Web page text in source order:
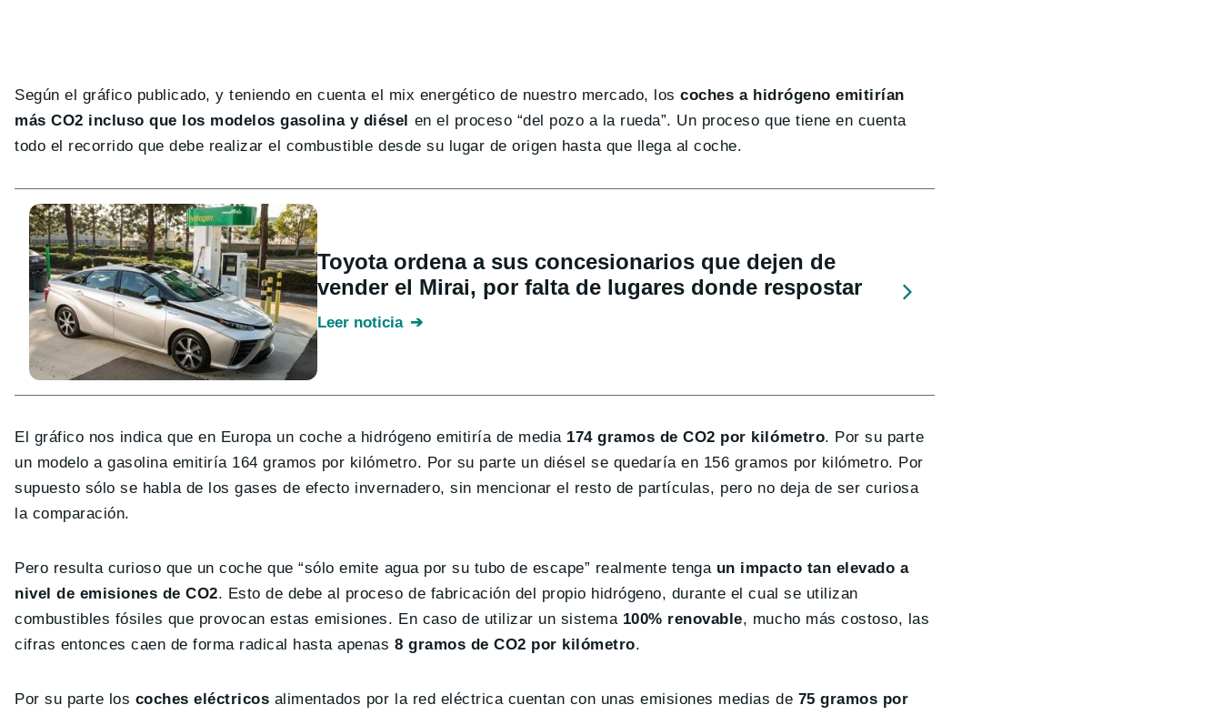
Según el gráfico publicado, y teniendo en cuenta el mix energético de nuestro mercado, loscoches a hidrógeno emitirían
más CO2 incluso que los modelos gasolina y diésel en el proceso “del pozo a la rueda”. Un proceso que tiene en cuenta
todo el recorrido que debe realizar el combustible desde su lugar de origen hasta que llega al coche.
Toyota ordena a sus concesionarios que dejen de
vender el Mirai, por falta de lugares donde respostar
Leer noticia
El gráfico nos indica que en Europa un coche a hidrógeno emitiría de media 174 gramos de CO2 por kilómetro. Por su parte
un modelo a gasolina emitiría 164 gramos por kilómetro. Por su parte un diésel se quedaría en 156 gramos por kilómetro. Por
supuesto sólo se habla de los gases de efecto invernadero, sin mencionar el resto de partículas, pero no deja de ser curiosa
la comparación.
Pero resulta curioso que un coche que “sólo emite agua por su tubo de escape” realmente tengaun impacto tan elevado a
nivel de emisiones de CO2. Esto de debe al proceso de fabricación del propio hidrógeno, durante el cual se utilizan
combustibles fósiles que provocan estas emisiones. En caso de utilizar un sistema 100% renovable, mucho más costoso, las
cifras entonces caen de forma radical hasta apenas 8 gramos de CO2 por kilómetro.
Por su parte los coches eléctricos alimentados por la red eléctrica cuentan con unas emisiones medias de 75 gramos por